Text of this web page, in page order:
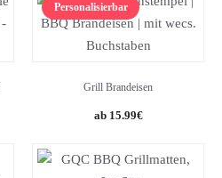
Personalisierbar
Grill Brandeisen
15.99€